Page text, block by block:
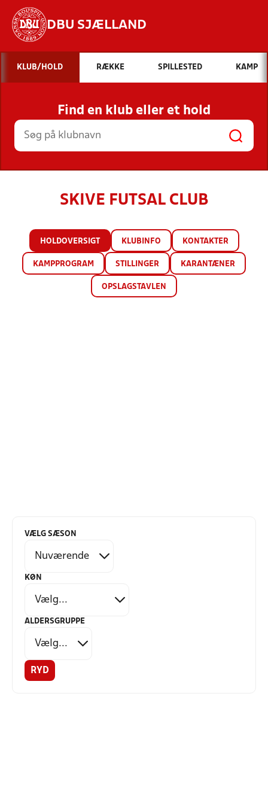
DBU SJÆLLAND
Hvad vil du søge efter?
INDHOLD OG NYHEDER
STILLINGER, RESULTATER, KLUBBER OG
HOLD
KLUB/HOLD RÆKKE SPILLESTED KAMP
Find en klub eller et hold
SKIVE FUTSAL CLUB
HOLDOVERSIGT KLUBINFO KONTAKTER
KAMPPROGRAM STILLINGER KARANTÆNER
OPSLAGSTAVLEN
VÆLG SÆSON
KØN
ALDERSGRUPPE
RYD